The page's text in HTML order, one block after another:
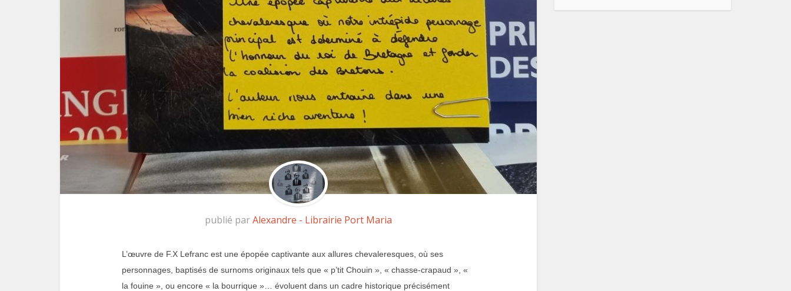
publié parAlexandre - Librairie Port Maria
L’œuvre de F.X Lefranc est une épopée captivante aux allures chevaleresques, où ses
personnages, baptisés de surnoms originaux tels que « p’tit Chouin », « chasse-crapaud », «
la fouine », ou encore « la bourrique »… évoluent dans un cadre historique précisément